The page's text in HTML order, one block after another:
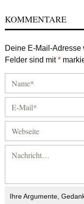
KOMMENTARE
Deine E-Mail-Adresse
Felder sind mit*
Ihre Argumente,